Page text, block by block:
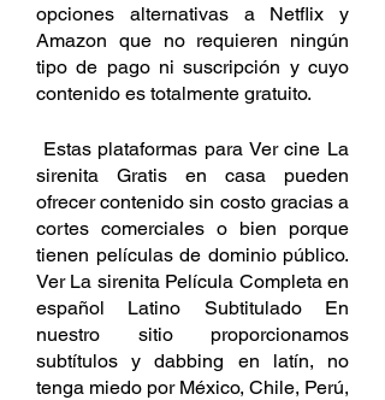
opciones alternativas a Netflix y
Amazon que no requieren ningún
tipo de pago ni suscripción y cuyo
contenido es totalmente gratuito.
sirenita Gratis en casa pueden
ofrecer contenido sin costo gracias a
cortes comerciales o bien porque
tienen películas de dominio público.
Ver La sirenita Película Completa en
español Latino Subtitulado En
nuestro sitio proporcionamos
subtítulos y dabbing en latín, no
tenga miedo por México, Chile, Perú,